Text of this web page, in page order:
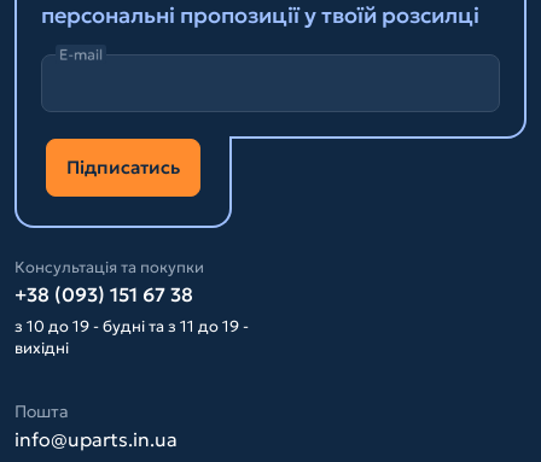
персональні пропозиції у твоїй розсилці
E-mail
Підписатись
Консультація та покупки
+38 (093) 151 67 38
з 10 до 19 - будні та з 11 до 19 -
вихідні
Пошта
info@uparts.in.ua